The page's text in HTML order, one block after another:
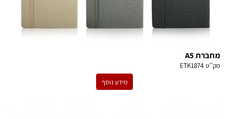
מחברת A5
מק''טETK1874
מידע נוסף